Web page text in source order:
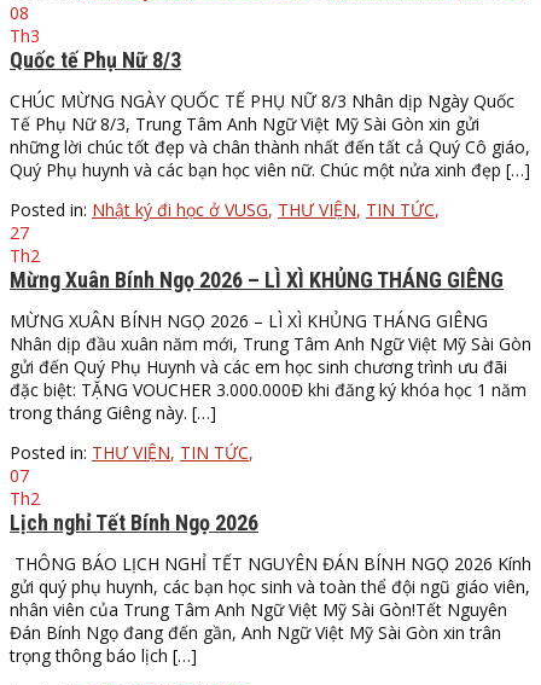
08
Th3
Quốc tế Phụ Nữ 8/3
CHÚC MỪNG NGÀY QUỐC TẾ PHỤ NỮ 8/3 Nhân dịp Ngày Quốc
Tế Phụ Nữ 8/3, Trung Tâm Anh Ngữ Việt Mỹ Sài Gòn xin gửi
những lời chúc tốt đẹp và chân thành nhất đến tất cả Quý Cô giáo,
Quý Phụ huynh và các bạn học viên nữ. Chúc một nửa xinh đẹp […]
Posted in: Nhật ký đi học ở VUSG, THƯ VIỆN, TIN TỨC,
27
Th2
Mừng Xuân Bính Ngọ 2026 – LÌ XÌ KHỦNG THÁNG GIÊNG
MỪNG XUÂN BÍNH NGỌ 2026 – LÌ XÌ KHỦNG THÁNG GIÊNG
Nhân dịp đầu xuân năm mới, Trung Tâm Anh Ngữ Việt Mỹ Sài Gòn
gửi đến Quý Phụ Huynh và các em học sinh chương trình ưu đãi
đặc biệt: TẶNG VOUCHER 3.000.000Đ khi đăng ký khóa học 1 năm
trong tháng Giêng này. […]
Posted in: THƯ VIỆN, TIN TỨC,
07
Th2
Lịch nghỉ Tết Bính Ngọ 2026
THÔNG BÁO LỊCH NGHỈ TẾT NGUYÊN ĐÁN BÍNH NGỌ 2026 Kính
gửi quý phụ huynh, các bạn học sinh và toàn thể đội ngũ giáo viên,
nhân viên của Trung Tâm Anh Ngữ Việt Mỹ Sài Gòn!Tết Nguyên
Đán Bính Ngọ đang đến gần, Anh Ngữ Việt Mỹ Sài Gòn xin trân
trọng thông báo lịch […]